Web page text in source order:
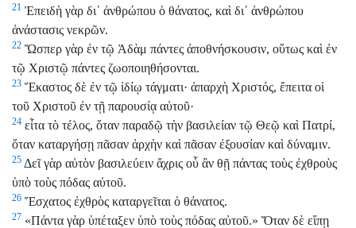
21 Ἐπειδὴ γὰρ δι᾿ ἀνθρώπου ὁ θάνατος, καὶ δι᾿ ἀνθρώπου
ἀνάστασις νεκρῶν.
22 Ὥσπερ γὰρ ἐν τῷ Ἀδὰμ πάντες ἀποθνήσκουσιν, οὕτως καὶ ἐν
τῷ Χριστῷ πάντες ζωοποιηθήσονται.
23 Ἕκαστος δὲ ἐν τῷ ἰδίῳ τάγματι· ἀπαρχὴ Χριστός, ἔπειτα οἱ
τοῦ Χριστοῦ ἐν τῇ παρουσίᾳ αὐτοῦ·
24 εἶτα τὸ τέλος, ὅταν παραδῷ τὴν βασιλείαν τῷ Θεῷ καὶ Πατρί,
ὅταν καταργήσῃ πᾶσαν ἀρχὴν καὶ πᾶσαν ἐξουσίαν καὶ δύναμιν.
25 Δεῖ γὰρ αὐτὸν βασιλεύειν ἄχρις οὗ ἂν θῇ πάντας τοὺς ἐχθροὺς
ὑπὸ τοὺς πόδας αὐτοῦ.
26 Ἔσχατος ἐχθρὸς καταργεῖται ὁ θάνατος.
27 «Πάντα γὰρ ὑπέταξεν ὑπὸ τοὺς πόδας αὐτοῦ.» Ὅταν δὲ εἴπῃ